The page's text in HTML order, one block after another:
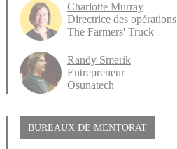
Charlotte Murray
Directrice des opérations
The Farmers' Truck
Randy Smerik
Entrepreneur
Osunatech
BUREAUX DE MENTORAT